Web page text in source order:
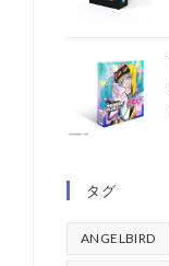
タグ
ANGELBIRD